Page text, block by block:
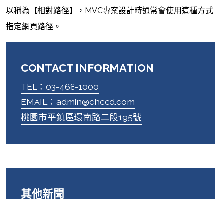
以稱為【相對路徑】，MVC專案設計時通常會使用這種方式
指定網頁路徑。
CONTACT INFORMATION
TEL：03-468-1000
EMAIL：admin@chccd.com
桃園市平鎮區環南路二段195號
其他新聞